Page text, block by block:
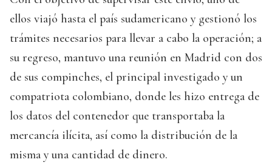
ellos viajó hasta el país sudamericano y gestionó los
trámites necesarios para llevar a cabo la operación; a
su regreso, mantuvo una reunión en Madrid con dos
de sus compinches, el principal investigado y un
compatriota colombiano, donde les hizo entrega de
los datos del contenedor que transportaba la
mercancía ilícita, así como la distribución de la
misma y una cantidad de dinero.